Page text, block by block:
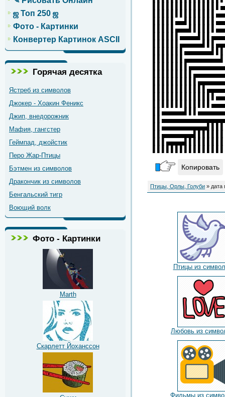
ஜ Топ 250 ஜ
Фото - Картинки
Конвертер Картинок ASCII
Горячая десятка
Ястреб из символов
Джокер - Хоакин Феникс
Джип, внедорожник
Мафия, гангстер
Геймпад, джойстик
Перо Жар-Птицы
Бэтмен из символов
Дракончик из символов
Бенгальский тигр
Воющий волк
Фото - Картинки
Marth
Скарлетт Йоханссон
Копировать
Птицы, Орлы, Голуби » дата
Птицы из
Любовь из
Фильмы из